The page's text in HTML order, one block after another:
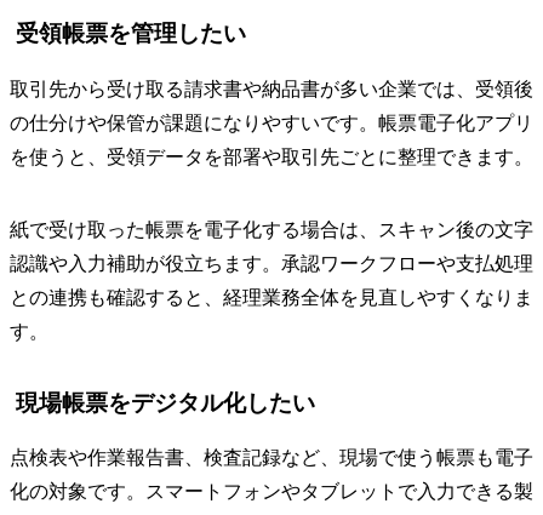
受領帳票を管理したい
取引先から受け取る請求書や納品書が多い企業では、受領後
の仕分けや保管が課題になりやすいです。帳票電子化アプリ
を使うと、受領データを部署や取引先ごとに整理できます。
紙で受け取った帳票を電子化する場合は、スキャン後の文字
認識や入力補助が役立ちます。承認ワークフローや支払処理
との連携も確認すると、経理業務全体を見直しやすくなりま
す。
現場帳票をデジタル化したい
点検表や作業報告書、検査記録など、現場で使う帳票も電子
化の対象です。スマートフォンやタブレットで入力できる製